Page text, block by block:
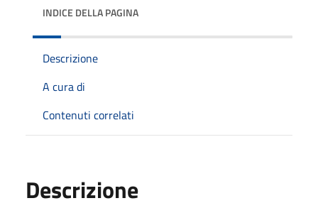
INDICE DELLA PAGINA
Descrizione
A cura di
Contenuti correlati
Descrizione